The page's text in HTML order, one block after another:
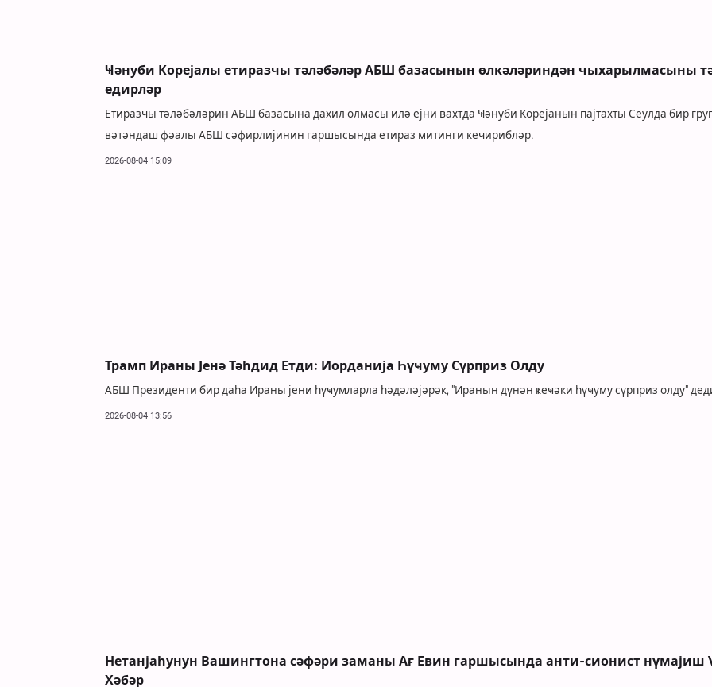
Ҹәнуби Корејалы етиразчы тәләбәләр АБШ базасынын өлкәләриндән чыхарылмасыны
едирләр
Етиразчы тәләбәләрин АБШ базасына дахил олмасы илә ејни вахтда Ҹәнуби Корејанын пајтахты Сеулда бир
вәтәндаш фәалы АБШ сәфирлијинин гаршысында етираз митинги кечирибләр.
2026-08-04 15:09
Трамп Ираны Јенә Тәһдид Етди: Иорданија Һүҹуму Сүрприз Олду
АБШ Президенти бир даһа Ираны јени һүҹумларла һәдәләјәрәк, "Иранын дүнән ҝеҹәки һүҹуму сүрприз олду"
2026-08-04 13:56
Нетанјаһунун Вашингтона сәфәри заманы Ағ Евин гаршысында анти-сионист нүмајиш
Хәбәр